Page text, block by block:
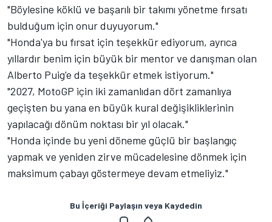
"Böylesine köklü ve başarılı bir takımı yönetme fırsatı
bulduğum için onur duyuyorum."
"Honda'ya bu fırsat için teşekkür ediyorum, ayrıca
yıllardır benim için büyük bir mentor ve danışman olan
Alberto Puig'e da teşekkür etmek istiyorum."
"2027, MotoGP için iki zamanlıdan dört zamanlıya
geçişten bu yana en büyük kural değişikliklerinin
yapılacağı dönüm noktası bir yıl olacak."
"Honda içinde bu yeni döneme güçlü bir başlangıç
yapmak ve yeniden zirve mücadelesine dönmek için
maksimum çabayı göstermeye devam etmeliyiz."
Bu İçeriği Paylaşın veya Kaydedin